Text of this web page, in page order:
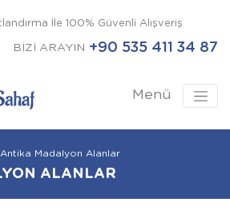
İle 100% Güvenli Alışveriş
BİZİ ARAYIN +90 535 411 34 87
Menü
Antika Madalyon Alanlar
ALANLAR